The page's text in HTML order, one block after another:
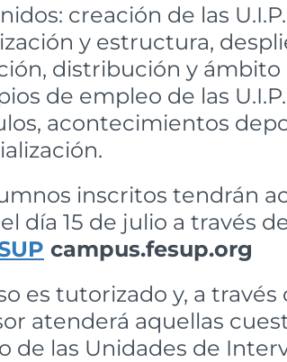
creación de las
y estructura,
distribución y
de empleo de las
acontecimientos
inscritos tendrán
día 15 de julio a través
campus.fesup.org
es tutorizado y, a
atenderá aquellas
de las Unidades de